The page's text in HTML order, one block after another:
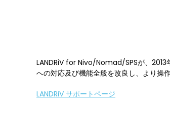
LANDRiV for Nivo/Nomad/SPSが、2013
への対応及び機能全般を改良し、より操
LANDRiV サポートページ